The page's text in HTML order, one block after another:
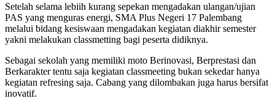
Innovation”
Class
Meeting
Kreatif
Jubel
Setelah selama lebiih kurang sepekan mengadakan ulangan/ujian
PAS yang menguras energi, SMA Plus Negeri 17 Palembang
melalui bidang kesiswaan mengadakan kegiatan diakhir semester
yakni melakukan classmetting bagi peserta didiknya.
Sebagai sekolah yang memiliki moto Berinovasi, Berprestasi dan
Berkarakter tentu saja kegiatan classmeeting bukan sekedar hanya
kegiatan refresing saja. Cabang yang dilombakan juga harus bersifat
inovatif.